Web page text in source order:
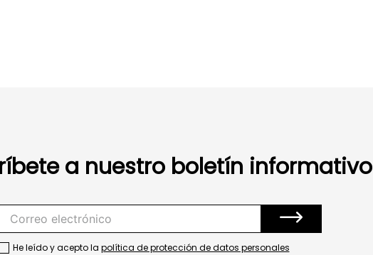
a nuestro boletín informativo
He leído y acepto la política de protección de datos personales